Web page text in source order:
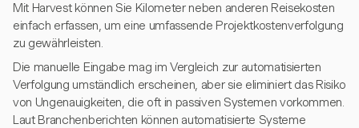
Mit Harvest können Sie Kilometer neben anderen Reisekosten
einfach erfassen, um eine umfassende Projektkostenverfolgung
zu gewährleisten.
Die manuelle Eingabe mag im Vergleich zur automatisierten
Verfolgung umständlich erscheinen, aber sie eliminiert das Risiko
von Ungenauigkeiten, die oft in passiven Systemen vorkommen.
Laut Branchenberichten können automatisierte Systeme